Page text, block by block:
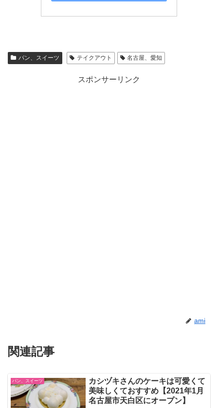
パン、スイーツ テイクアウト 名古屋、愛知
スポンサーリンク
ami
関連記事
パン、スイーツ
カシヅキさんのケーキは可愛くて
美味しくておすすめ【2021年1月
名古屋市天白区にオープン】